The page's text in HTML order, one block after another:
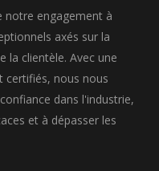
notre engagement à
axés sur la
la clientèle. Avec une
certifiés, nous nous
dans l'industrie,
et à dépasser les